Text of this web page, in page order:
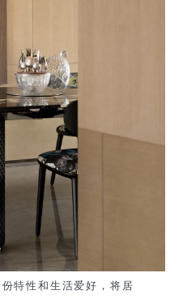
特性和生活爱好，将居